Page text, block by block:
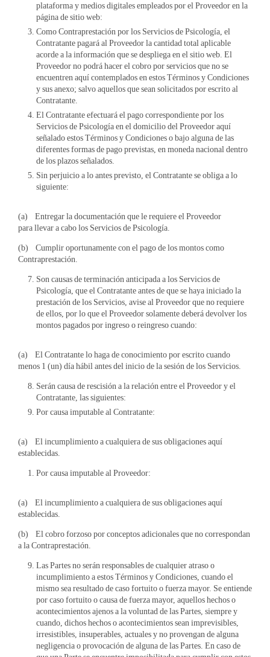
plataforma y medios digitales empleados por el Proveedor en la
página de sitio web:
Como Contraprestación por los Servicios de Psicología, el
Contratante pagará al Proveedor la cantidad total aplicable
acorde a la información que se despliega en el sitio web. El
Proveedor no podrá hacer el cobro por servicios que no se
encuentren aquí contemplados en estos Términos y Condiciones
y sus anexo; salvo aquellos que sean solicitados por escrito al
Contratante.
El Contratante efectuará el pago correspondiente por los
Servicios de Psicología en el domicilio del Proveedor aquí
señalado estos Términos y Condiciones o bajo alguna de las
diferentes formas de pago previstas, en moneda nacional dentro
de los plazos señalados.
Sin perjuicio a lo antes previsto, el Contratante se obliga a lo
siguiente:
(a) Entregar la documentación que le requiere el Proveedor
para llevar a cabo los Servicios de Psicología.
(b) Cumplir oportunamente con el pago de los montos como
Contraprestación.
Son causas de terminación anticipada a los Servicios de
Psicología, que el Contratante antes de que se haya iniciado la
prestación de los Servicios, avise al Proveedor que no requiere
de ellos, por lo que el Proveedor solamente deberá devolver los
montos pagados por ingreso o reingreso cuando:
(a) El Contratante lo haga de conocimiento por escrito cuando
menos 1 (un) día hábil antes del inicio de la sesión de los Servicios.
Serán causa de rescisión a la relación entre el Proveedor y el
Contratante, las siguientes:
Por causa imputable al Contratante:
(a) El incumplimiento a cualquiera de sus obligaciones aquí
establecidas.
Por causa imputable al Proveedor:
(a) El incumplimiento a cualquiera de sus obligaciones aquí
establecidas.
(b) El cobro forzoso por conceptos adicionales que no correspondan
a la Contraprestación.
Las Partes no serán responsables de cualquier atraso o
incumplimiento a estos Términos y Condiciones, cuando el
mismo sea resultado de caso fortuito o fuerza mayor. Se entiende
por caso fortuito o causa de fuerza mayor, aquellos hechos o
acontecimientos ajenos a la voluntad de las Partes, siempre y
cuando, dichos hechos o acontecimientos sean imprevisibles,
irresistibles, insuperables, actuales y no provengan de alguna
negligencia o provocación de alguna de las Partes. En caso de